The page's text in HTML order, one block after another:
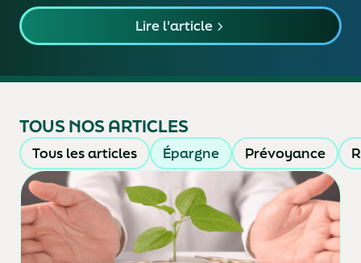
Lire l'article
TOUS NOS ARTICLES
Tous les articles Épargne Prévoyance